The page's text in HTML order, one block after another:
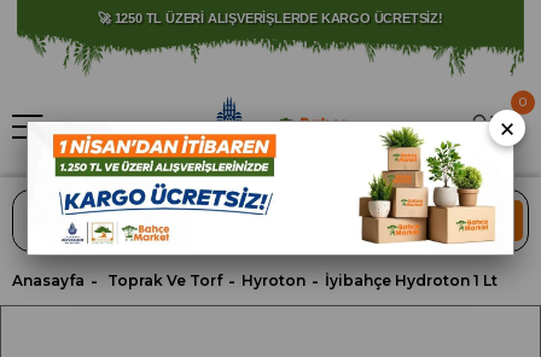
🚀 1250 TL ÜZERİ ALIŞVERİŞLERDE KARGO ÜCRETSİZ!
ARA
0
Anasayfa Toprak Ve Torf Hyroton İyibahçe Hydroton 1 Lt
×